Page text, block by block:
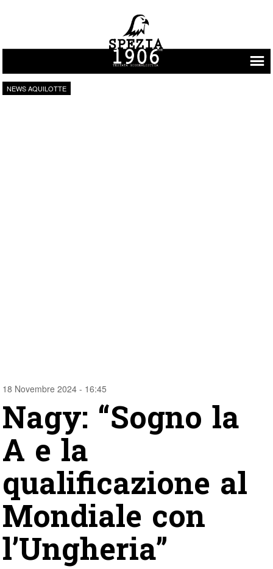
Vai al contenuto
NEWS AQUILOTTE
18 Novembre 2024 - 16:45
Nagy: “Sogno la
A e la
qualificazione al
Mondiale con
l’Ungheria”